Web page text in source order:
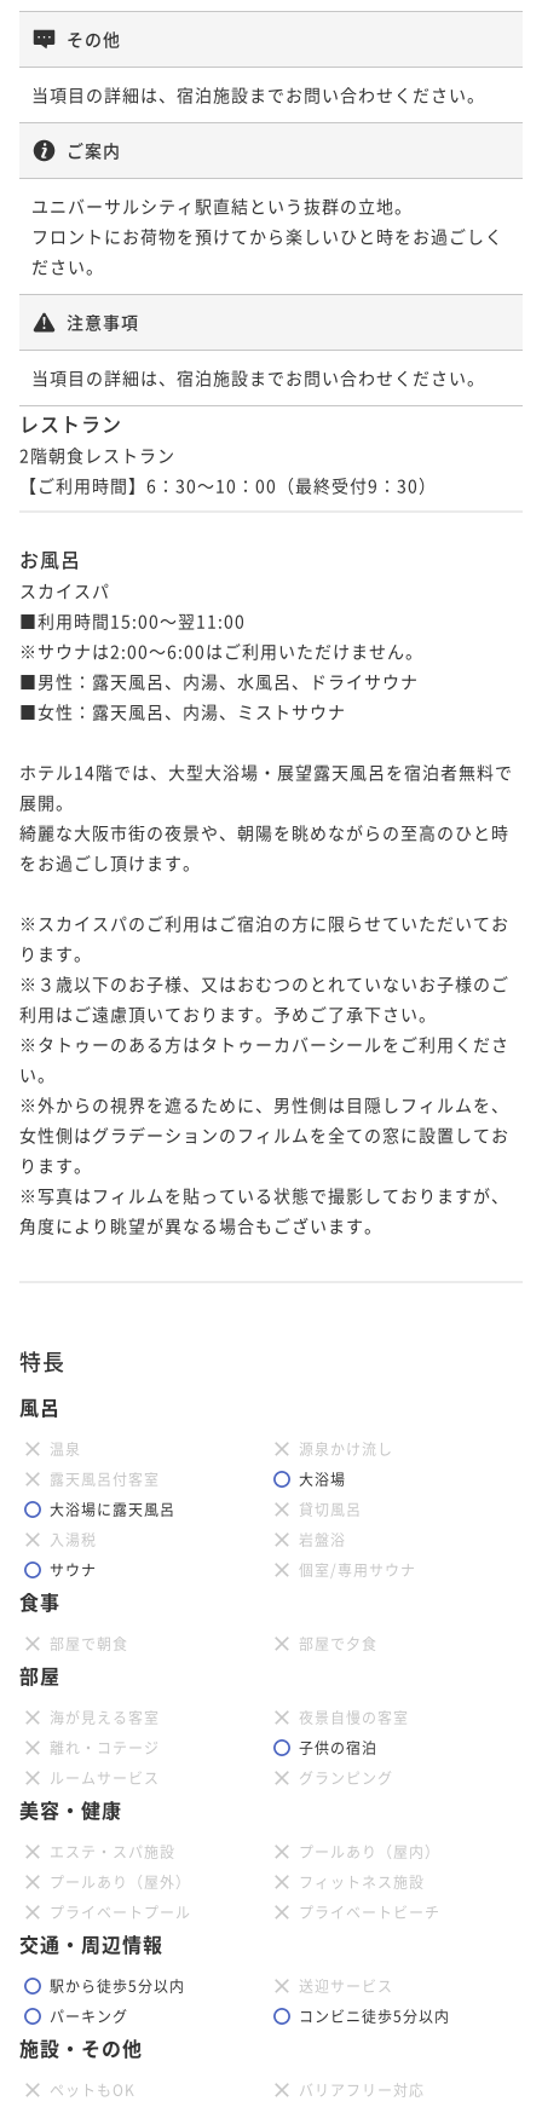
その他
当項目の詳細は、宿泊施設までお問い合わせください。
ご案内
ユニバーサルシティ駅直結という抜群の立地。
フロントにお荷物を預けてから楽しいひと時をお過ごしく
ださい。
注意事項
当項目の詳細は、宿泊施設までお問い合わせください。
レストラン
2階朝食レストラン
【ご利用時間】6：30～10：00（最終受付9：30）
お風呂
スカイスパ
■利用時間15:00～翌11:00
※サウナは2:00～6:00はご利用いただけません。
■男性：露天風呂、内湯、水風呂、ドライサウナ
■女性：露天風呂、内湯、ミストサウナ
ホテル14階では、大型大浴場・展望露天風呂を宿泊者無料で
展開。
綺麗な大阪市街の夜景や、朝陽を眺めながらの至高のひと時
をお過ごし頂けます。
※スカイスパのご利用はご宿泊の方に限らせていただいてお
ります。
※３歳以下のお子様、又はおむつのとれていないお子様のご
利用はご遠慮頂いております。予めご了承下さい。
※タトゥーのある方はタトゥーカバーシールをご利用くださ
い。
※外からの視界を遮るために、男性側は目隠しフィルムを、
女性側はグラデーションのフィルムを全ての窓に設置してお
ります。
※写真はフィルムを貼っている状態で撮影しておりますが、
角度により眺望が異なる場合もございます。
特長
風呂
温泉
源泉かけ流し
露天風呂付客室
大浴場
大浴場に露天風呂
貸切風呂
入湯税
岩盤浴
サウナ
個室/専用サウナ
食事
部屋で朝食 部屋で夕食
部屋
海が見える客室
夜景自慢の客室
離れ・コテージ
子供の宿泊
ルームサービス
グランピング
美容・健康
エステ・スパ施設
プールあり（屋内）
プールあり（屋外）
フィットネス施設
プライベートプール
プライベートビーチ
交通・周辺情報
駅から徒歩5分以内
送迎サービス
パーキング
コンビニ徒歩5分以内
施設・その他
ペットもOK
バリアフリー対応